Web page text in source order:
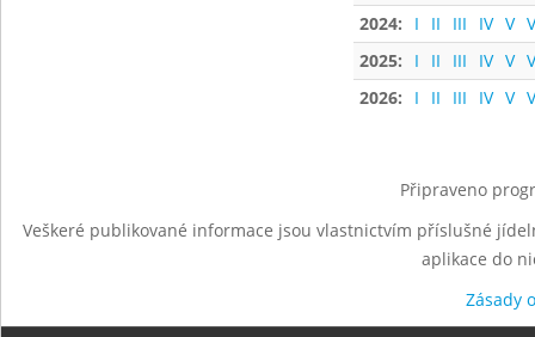
2024:
I II III IV V
2025:
I II III IV V
2026:
I II III IV V
Připraveno
Veškeré publikované informace jsou vlastnictvím příslušné
aplikace do
Zásady